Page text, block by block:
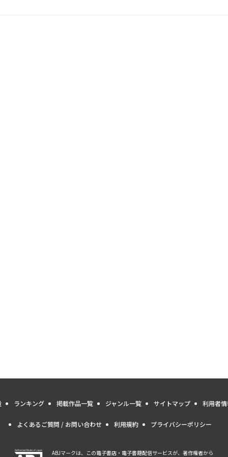
ランキング 掲載作品一覧 ジャンル一覧 サイトマップ 利用者
よくあるご質問 / お問い合わせ 利用規約 プライバシーポリシー
ABJマークは、この電子書店・電子書籍配信サービスが、著作権者から